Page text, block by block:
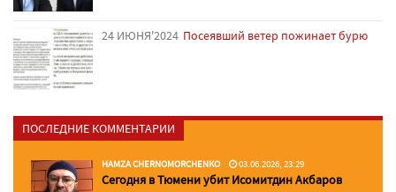
24 ИЮНЯ'2024 Посеявший ветер пожинает бурю
ПОСЛЕДНИЕ КОММЕНТАРИИ
HAMZA CHERNOMORCHENKO 03.06.2026, 23:29
Сегодня в Тюмени убит Исомитдин Акбаров